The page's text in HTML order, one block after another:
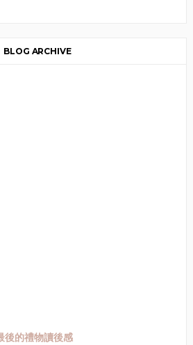
BLOG ARCHIVE
後的禮物讀後感